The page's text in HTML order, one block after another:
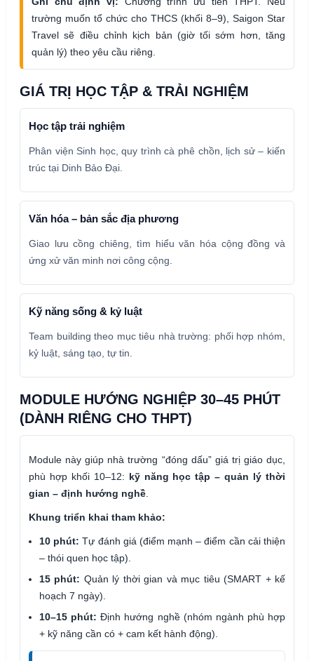
trường muốn tổ chức cho THCS (khối 8–9), Saigon Star
Travel sẽ điều chỉnh kịch bản (giờ tối sớm hơn, tăng
quản lý) theo yêu cầu riêng.
GIÁ TRỊ HỌC TẬP & TRẢI NGHIỆM
Học tập trải nghiệm
Phân viện Sinh học, quy trình cà phê chồn, lịch sử – kiến
trúc tại Dinh Bảo Đại.
Văn hóa – bản sắc địa phương
Giao lưu cồng chiêng, tìm hiểu văn hóa cộng đồng và
ứng xử văn minh nơi công cộng.
Kỹ năng sống & kỷ luật
Team building theo mục tiêu nhà trường: phối hợp nhóm,
kỷ luật, sáng tạo, tự tin.
MODULE HƯỚNG NGHIỆP 30–45 PHÚT
(DÀNH RIÊNG CHO THPT)
Module này giúp nhà trường “đóng dấu” giá trị giáo dục,
phù hợp khối 10–12: kỹ năng học tập – quản lý thời
gian – định hướng nghề
Khung triển khai tham khảo:
10 phút: Tự đánh giá (điểm mạnh – điểm cần cải thiện
– thói quen học tập).
15 phút: Quản lý thời gian và mục tiêu (SMART + kế
hoạch 7 ngày).
10–15 phút: Định hướng nghề (nhóm ngành phù hợp
+ kỹ năng cần có + cam kết hành động).